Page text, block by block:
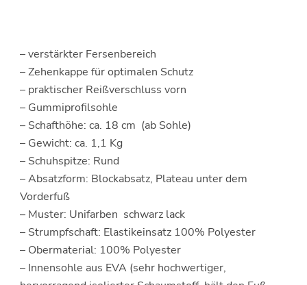
– verstärkter Fersenbereich
– Zehenkappe für optimalen Schutz
– praktischer Reißverschluss vorn
– Gummiprofilsohle
– Schafthöhe: ca. 18 cm (ab Sohle)
– Gewicht: ca. 1,1 Kg
– Schuhspitze: Rund
– Absatzform: Blockabsatz, Plateau unter dem
Vorderfuß
– Muster: Unifarben schwarz lack
– Strumpfschaft: Elastikeinsatz 100% Polyester
– Obermaterial: 100% Polyester
– Innensohle aus EVA (sehr hochwertiger,